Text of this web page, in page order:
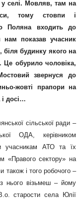
у селі. Мовляв, там на
тому стовпи і
Поляна входить до
нам показав учасник
будинку якого на
Це обурило чоловіка,
звернуся до
жовті прапори на
досі…
сільської ради –
ОДА, керівником
учасникам АТО та їх
«Правого сектору» на
і того робочого –
нього візьмеш – йому
старости села Юлії